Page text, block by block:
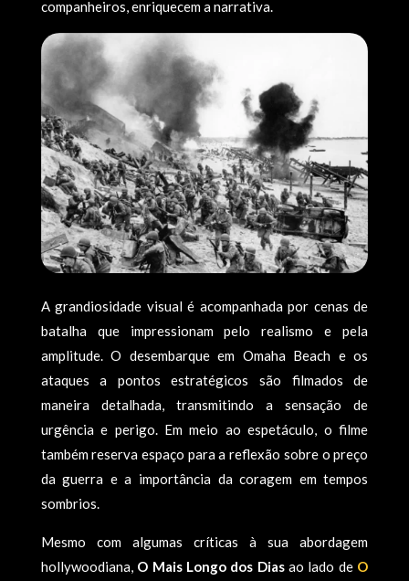
companheiros, enriquecem a narrativa.
A grandiosidade visual é acompanhada por cenas de
batalha que impressionam pelo realismo e pela
amplitude. O desembarque em Omaha Beach e os
ataques a pontos estratégicos são filmados de
maneira detalhada, transmitindo a sensação de
urgência e perigo. Em meio ao espetáculo, o filme
também reserva espaço para a reflexão sobre o preço
da guerra e a importância da coragem em tempos
sombrios.
Mesmo com algumas críticas à sua abordagem
hollywoodiana, O Mais Longo dos Diasao lado de O